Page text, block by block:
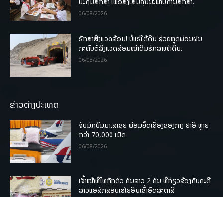
ປະຖົມສຶກສາ ເພື່ອສົ່ງເສີມຄຸນນະພາບການສຶກສາ.
06/08/2026
ຮັກສາສິ່ງແວດລ້ອມ! ບໍ່ແຮ່ໃຕ້ດິນ ຊ່ວຍຫຼຸດຜ່ອນຜົນ
ກະທົບຕໍ່ສິ່ງແວດລ້ອມໜ້າດິນຮັກສາໜ້າດິນ.
06/08/2026
ຂ່າວຕ່າງປະເທດ
ຈັບນັກບິນມາເລເຊຍ ພ້ອມຍຶດເຄື່ອງຂອງກາງ ຢາອີ ຫຼາຍ
ກວ່າ 70,000 ເມັດ
06/08/2026
ເຈົ້າໜ້າທີ່ໄທກັກຕົວ ຄົນລາວ 2 ຄົນ ທີ່ກ່ຽວຂ້ອງກັບຄະດີ
ສາວແອລັກລອບເຮໂຣອີນເຂົ້າອົດສະຕາລີ